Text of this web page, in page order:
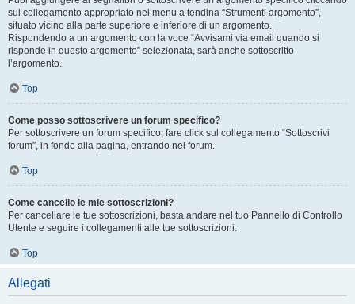
sul collegamento appropriato nel menu a tendina “Strumenti argomento”,
situato vicino alla parte superiore e inferiore di un argomento.
Rispondendo a un argomento con la voce “Avvisami via email quando si
risponde in questo argomento” selezionata, sarà anche sottoscritto
l’argomento.
Top
Come posso sottoscrivere un forum specifico?
Per sottoscrivere un forum specifico, fare click sul collegamento “Sottoscrivi
forum”, in fondo alla pagina, entrando nel forum.
Top
Come cancello le mie sottoscrizioni?
Per cancellare le tue sottoscrizioni, basta andare nel tuo Pannello di Controllo
Utente e seguire i collegamenti alle tue sottoscrizioni.
Top
Allegati